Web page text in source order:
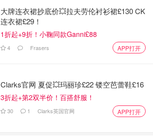
大牌连衣裙抄底价💥拉夫劳伦衬衫裙£130 CK
连衣裙£29！
1折起+9折！小鞠同款Ganni£88
4 Frasers APP打开
Clarks官网 夏促💥玛丽珍£22 镂空芭蕾鞋£16
3折起+第2双半价！百搭舒服！
30 1 Clarks英国官网 APP打开